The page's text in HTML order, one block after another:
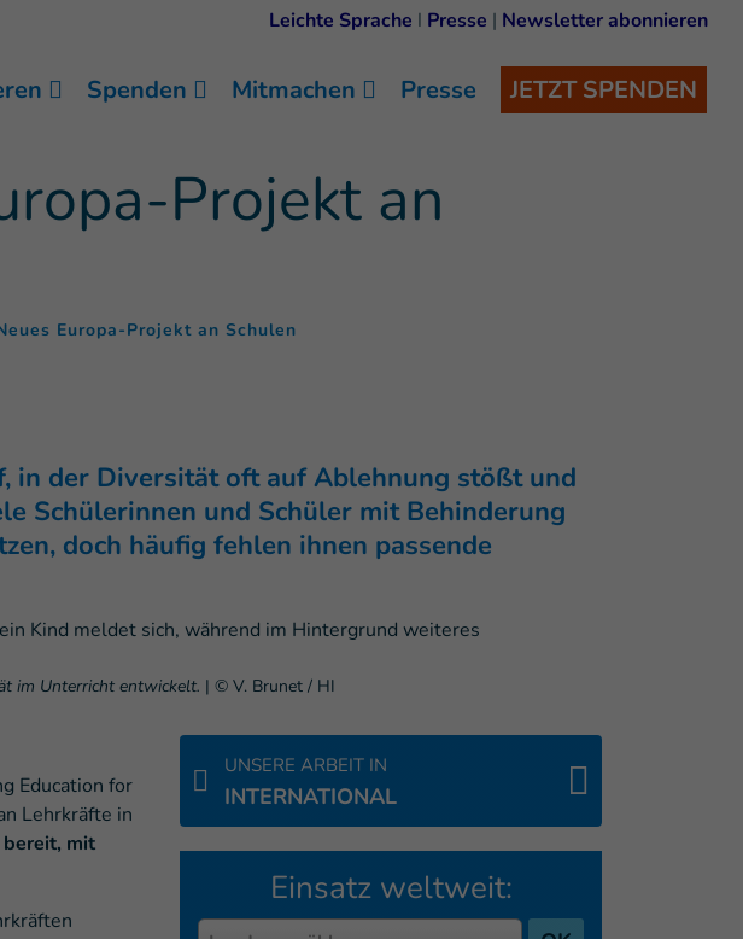
Leichte Sprache I Presse | Newsletter abonnieren
Spenden Mitmachen Presse JETZT SPENDEN
Projekt an
Europa-Projekt an Schulen
in der Diversität oft auf Ablehnung stößt und
Schülerinnen und Schüler mit Behinderung
doch häufig fehlen ihnen passende
im Unterricht entwickelt. | © V. Brunet / HI
Education for
Lehrkräfte in
mit
UNSERE ARBEIT IN
INTERNATIONAL
Einsatz weltweit:
Country